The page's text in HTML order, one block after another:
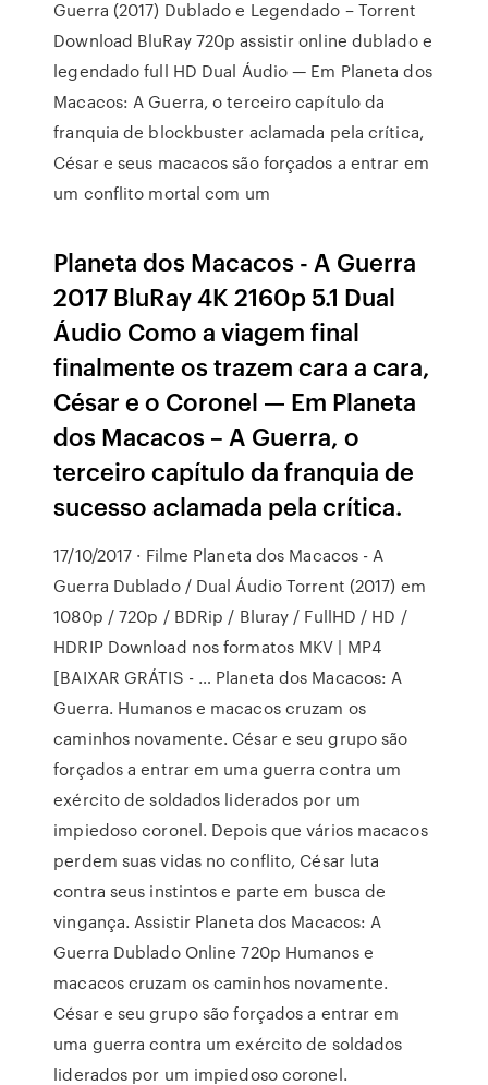
Guerra (2017) Dublado e Legendado – Torrent
Download BluRay 720p assistir online dublado e
legendado full HD Dual Áudio — Em Planeta dos
Macacos: A Guerra, o terceiro capítulo da
franquia de blockbuster aclamada pela crítica,
César e seus macacos são forçados a entrar em
um conflito mortal com um
Planeta dos Macacos - A Guerra
2017 BluRay 4K 2160p 5.1 Dual
Áudio Como a viagem final
finalmente os trazem cara a cara,
César e o Coronel — Em Planeta
dos Macacos – A Guerra, o
terceiro capítulo da franquia de
sucesso aclamada pela crítica.
17/10/2017 · Filme Planeta dos Macacos - A
Guerra Dublado / Dual Áudio Torrent (2017) em
1080p / 720p / BDRip / Bluray / FullHD / HD /
HDRIP Download nos formatos MKV | MP4
[BAIXAR GRÁTIS - … Planeta dos Macacos: A
Guerra. Humanos e macacos cruzam os
caminhos novamente. César e seu grupo são
forçados a entrar em uma guerra contra um
exército de soldados liderados por um
impiedoso coronel. Depois que vários macacos
perdem suas vidas no conflito, César luta
contra seus instintos e parte em busca de
vingança. Assistir Planeta dos Macacos: A
Guerra Dublado Online 720p Humanos e
macacos cruzam os caminhos novamente.
César e seu grupo são forçados a entrar em
uma guerra contra um exército de soldados
liderados por um impiedoso coronel.